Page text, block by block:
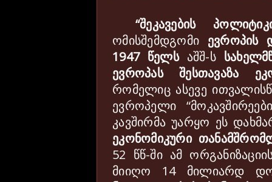
“შეკავების
ომისშემდგომი ევროპის
1947 წელს აშშ-ს
ევროპას
შესთავაზა
რომელიც ასევე
ევროპელი “
კავშირმა უარყო ეს
ეკონომიკური
52 წწ-ში ამ
მიიღო 14 მილიარდ